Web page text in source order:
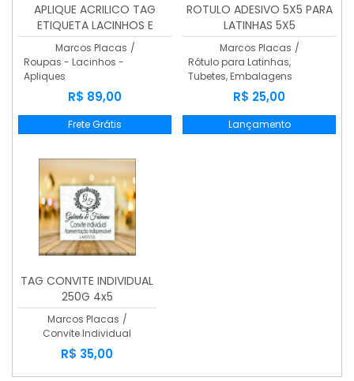
APLIQUE ACRILICO TAG
ETIQUETA LACINHOS E
ROUPAS 100 Unidades
Marcos Placas /
Roupas - Lacinhos -
Apliques
R$ 89,00
Frete Grátis
ROTULO ADESIVO 5X5 PARA
LATINHAS 5X5
Marcos Placas /
Rótulo para Latinhas,
Tubetes, Embalagens
R$ 25,00
Lançamento
TAG CONVITE INDIVIDUAL
250G 4x5
Marcos Placas /
Convite Individual
R$ 35,00